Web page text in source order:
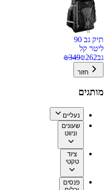
תיק גב 90
ליטר קל
גב
₪262
₪349
חזור
מותגים
נעליים
שעונים
וניווט
ציוד
טקטי
פנסים